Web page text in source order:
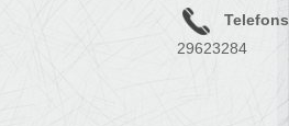
29623284